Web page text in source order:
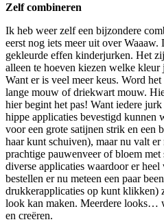
Zelf combineren
Ik heb weer zelf een bijzondere
eerst nog iets meer uit over
gekleurde effen kinderjurken. Het
alleen te hoeven kiezen welke
Want er is veel meer keus. Word
lange mouw of driekwart mouw.
hier begint het pas! Want iedere
hippe applicaties bevestigd kunnen
voor een grote satijnen strik en een
haar kunt schuiven), maar nu valt er
prachtige pauwenveer of bloem met
diverse applicaties waardoor er
bestellen er nu meteen een paar
drukkerapplicaties op kunt klikken)
look kan maken. Meerdere looks…
en creëren.